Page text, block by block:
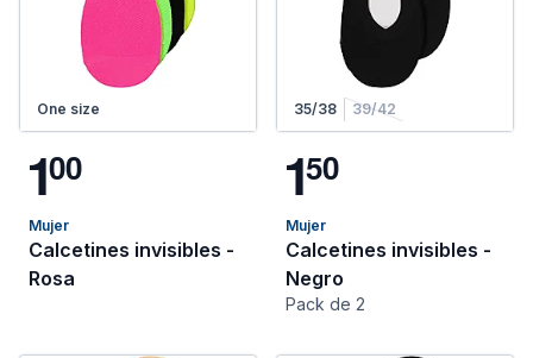
One size
100
Mujer
Calcetines invisibles -
Rosa
35/38 39/42
150
Mujer
Calcetines invisibles -
Negro
Pack de 2